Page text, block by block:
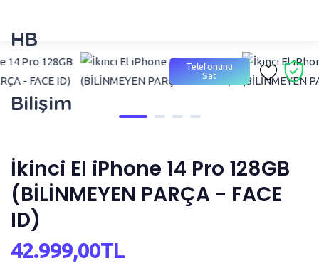
HB
Bilişim
Telefonunu
Sat
İkinci El iPhone 14 Pro 128GB
(BİLİNMEYEN PARÇA - FACE
ID)
42.999,00TL